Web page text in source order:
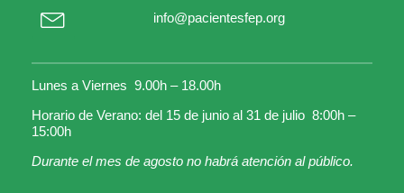
info@pacientesfep.org
Lunes a Viernes 9.00h – 18.00h
Horario de Verano: del 15 de junio al 31 de julio 8:00h –
15:00h
Durante el mes de agosto no habrá atención al público.